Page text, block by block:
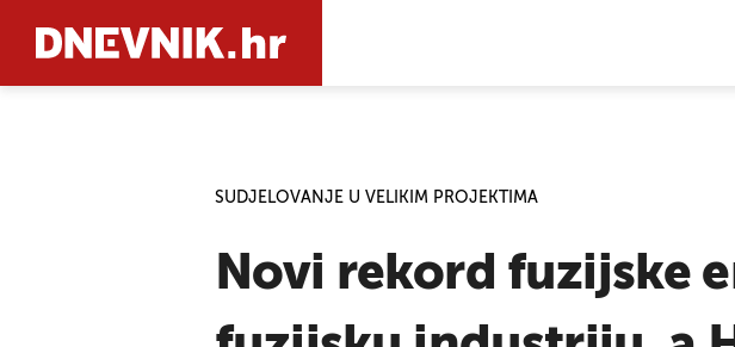
SUDJELOVANJE U VELIKIM PROJEKTIMA
Novi rekord fuzijske